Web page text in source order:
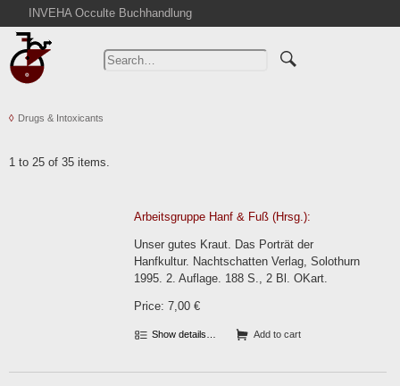
INVEHA Occulte Buchhandlung
Home
Advanced Search
CartDrugs & Intoxicants
1 to 25 of 35 items.
Arbeitsgruppe Hanf & Fuß (Hrsg.):
Unser gutes Kraut. Das Porträt der
Hanfkultur. Nachtschatten Verlag, Solothurn
1995. 2. Auflage. 188 S., 2 Bl. OKart.
Price: 7,00 €
Show details… Add to cart